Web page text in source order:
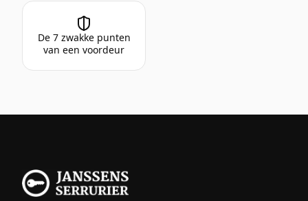
De 7 zwakke punten
van een voordeur